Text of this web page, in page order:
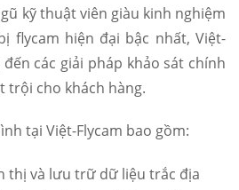
kỹ thuật viên giàu kinh nghiệm
flycam hiện đại bậc nhất, Việt-
các giải pháp khảo sát chính
trội cho khách hàng.
tại Việt-Flycam bao gồm:
thị và lưu trữ dữ liệu trắc địa